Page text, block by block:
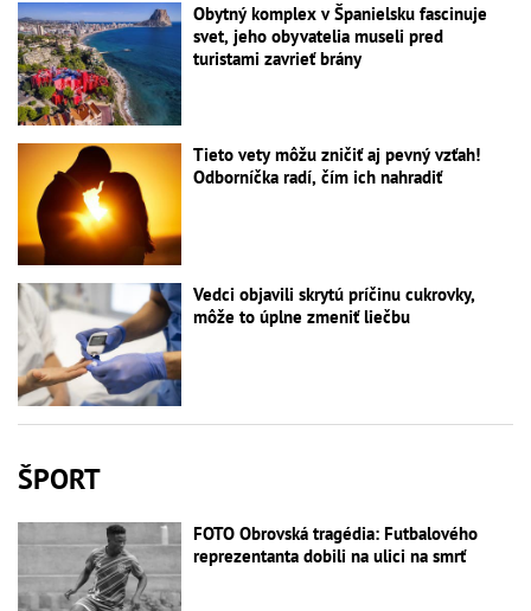
Obytný komplex v Španielsku fascinuje
svet, jeho obyvatelia museli pred
turistami zavrieť brány
Tieto vety môžu zničiť aj pevný vzťah!
Odborníčka radí, čím ich nahradiť
Vedci objavili skrytú príčinu cukrovky,
môže to úplne zmeniť liečbu
ŠPORT
FOTO Obrovská tragédia: Futbalového
reprezentanta dobili na ulici na smrť